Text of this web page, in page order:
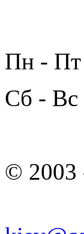
Пн - Пт
Сб - Вс
© 2003